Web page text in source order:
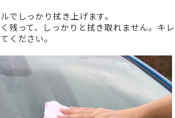
でしっかり拭き上げます。
残って、しっかりと拭き取れません。キ
ください。